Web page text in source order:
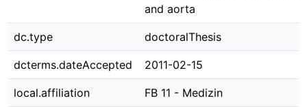
and aorta
dc.type doctoralThesis
dcterms.dateAccepted 2011-02-15
local.affiliation FB 11 - Medizin